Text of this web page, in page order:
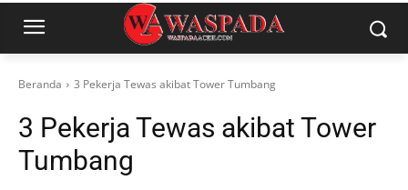
Beranda 3 Pekerja Tewas akibat Tower Tumbang
3 Pekerja Tewas akibat Tower
Tumbang